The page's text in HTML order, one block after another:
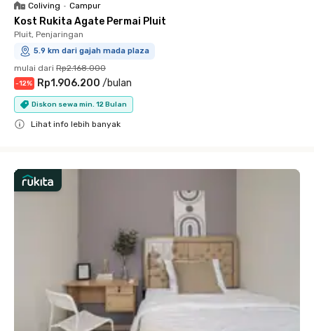
Coliving • Campur
Kost Rukita Agate Permai Pluit
Pluit, Penjaringan
5.9 km dari gajah mada plaza
mulai dari Rp2.168.000
-12% Rp1.906.200 /bulan
Diskon sewa min. 12 Bulan
Lihat info lebih banyak